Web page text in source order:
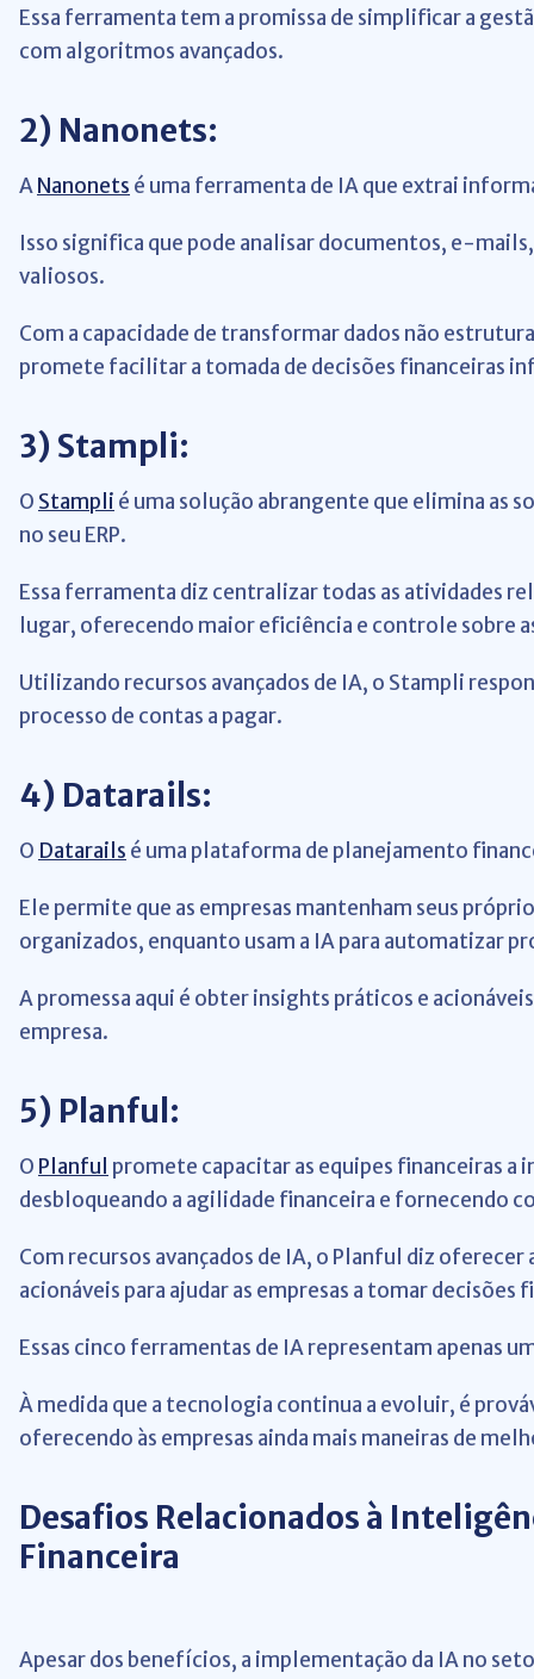
Essa ferramenta tem a promissa de simplificar a
com algoritmos avançados.
2) Nanonets:
ANanonets é uma ferramenta de IA que extrai
Isso significa que pode analisar documentos, e-
valiosos.
Com a capacidade de transformar dados não
promete facilitar a tomada de decisões financeiras
3) Stampli:
O Stampli é uma solução abrangente que elimina as
no seu ERP.
Essa ferramenta diz centralizar todas as atividades
lugar, oferecendo maior eficiência e controle sobre
Utilizando recursos avançados de IA, o Stampli
processo de contas a pagar.
4) Datarails:
O Datarails é uma plataforma de planejamento
Ele permite que as empresas mantenham seus
organizados, enquanto usam a IA para automatizar
A promessa aqui é obter insights práticos e
empresa.
5) Planful:
O Planful promete capacitar as equipes financeiras a
desbloqueando a agilidade financeira e fornecendo
Com recursos avançados de IA, o Planful diz
acionáveis para ajudar as empresas a tomar
Essas cinco ferramentas de IA representam apenas
À medida que a tecnologia continua a evoluir, é
oferecendo às empresas ainda mais maneiras de
Desafios Relacionados à
Financeira
Apesar dos benefícios, a implementação da IA no